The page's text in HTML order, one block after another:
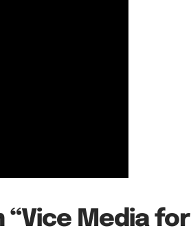
“Vice Media for